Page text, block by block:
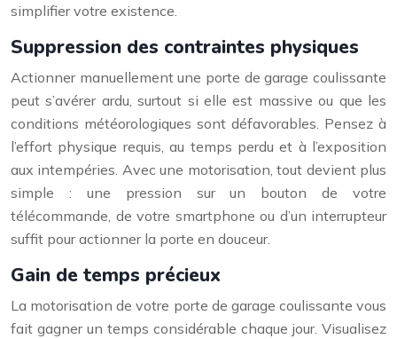
simplifier votre existence.
Suppression des contraintes physiques
Actionner manuellement une porte de garage coulissante
peut s’avérer ardu, surtout si elle est massive ou que les
conditions météorologiques sont défavorables. Pensez à
l’effort physique requis, au temps perdu et à l’exposition
aux intempéries. Avec une motorisation, tout devient plus
simple : une pression sur un bouton de votre
télécommande, de votre smartphone ou d’un interrupteur
suffit pour actionner la porte en douceur.
Gain de temps précieux
La motorisation de votre porte de garage coulissante vous
fait gagner un temps considérable chaque jour. Visualisez